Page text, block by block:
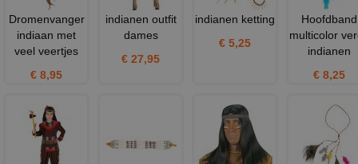
Dromenvanger
indiaan met
veel veertjes
€ 8,95
indianen outfit
dames
€ 27,95
indianen ketting
€ 5,25
Hoofdband
multicolor
indianen
€ 8,25